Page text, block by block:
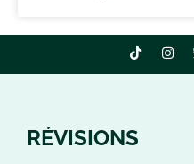
RÉVISIONS